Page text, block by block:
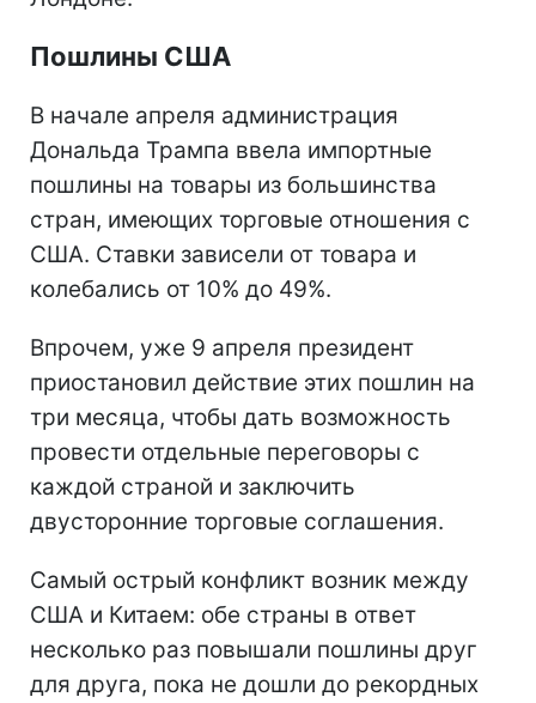
Пошлины США
В начале апреля администрация
Дональда Трампа ввела импортные
пошлины на товары из большинства
стран, имеющих торговые отношения с
США. Ставки зависели от товара и
колебались от 10% до 49%.
Впрочем, уже 9 апреля президент
приостановил действие этих пошлин на
три месяца, чтобы дать возможность
провести отдельные переговоры с
каждой страной и заключить
двусторонние торговые соглашения.
Самый острый конфликт возник между
США и Китаем: обе страны в ответ
несколько раз повышали пошлины друг
для друга, пока не дошли до рекордных